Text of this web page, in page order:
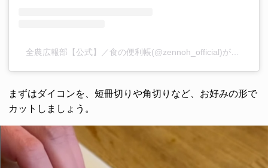
まずはダイコンを、短冊切りや角切りなど、お好みの形で
カットしましょう。